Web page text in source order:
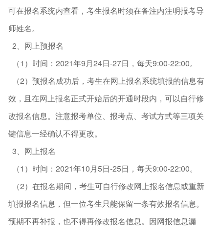
可在报名系统内查看，考生报名时须在备注内注明报考导
师姓名。
2、网上预报名
（1）时间：2021年9月24日-27日，每天9:00-22:00。
（2）预报名成功后，考生在网上报名系统填报的信息有
效，且在网上报名正式开始后的开通时段内，可以自行修
改报名信息。注意报考单位、报考点、考试方式等三项关
键信息一经确认不得更改。
3、网上报名
（1）时间：2021年10月5日-25日，每天9:00-22:00。
（2）在报名期间，考生可自行修改网上报名信息或重新
填报报名信息，但一位考生只能保留一条有效报名信息。
预期不再补报，也不得再修改报名信息。因网报信息漏